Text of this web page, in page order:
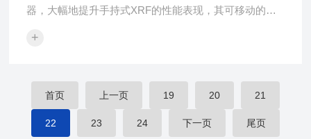
器，大幅地提升手持式XRF的性能表现，其可移动的便
+
首页 上一页 19 20 21
22 23 24 下一页 尾页